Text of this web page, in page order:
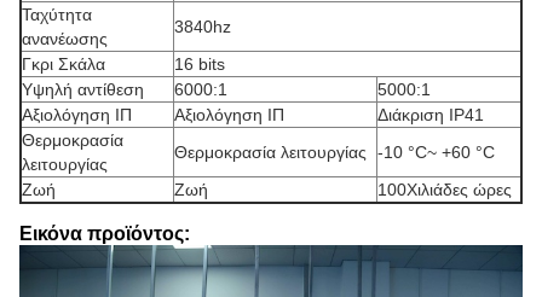
Ταχύτητα
ανανέωσης
3840hz
Γκρι Σκάλα
16 bits
Υψηλή αντίθεση
6000:1
5000:1
Αξιολόγηση ΙΠ
Αξιολόγηση ΙΠ
Διάκριση IP41
Θερμοκρασία
λειτουργίας
Θερμοκρασία λειτουργίας
-10 °C~ +60 °C
Ζωή
Ζωή 100Χιλιάδες ώρες
Εικόνα προϊόντος: